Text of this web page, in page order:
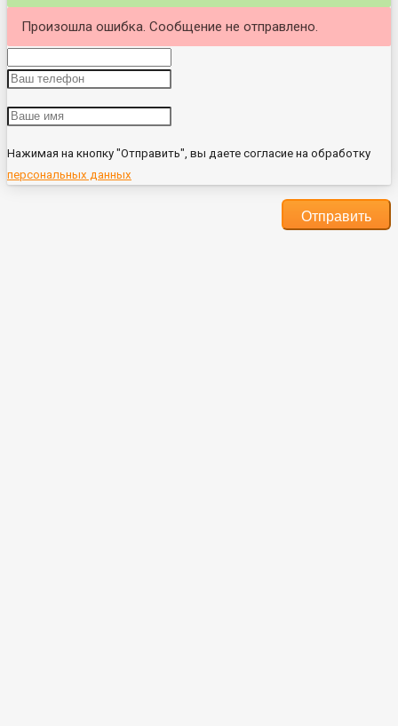
Произошла ошибка. Сообщение не отправлено.
Нажимая на кнопку "Отправить", вы даете согласие на обработку
персональных данных
Отправить